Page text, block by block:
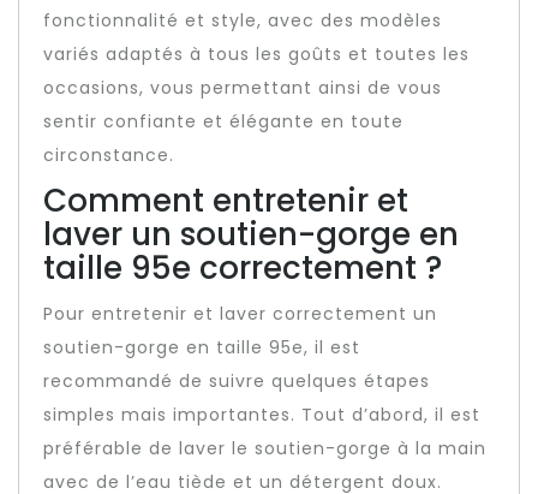
fonctionnalité et style, avec des modèles
variés adaptés à tous les goûts et toutes les
occasions, vous permettant ainsi de vous
sentir confiante et élégante en toute
circonstance.
Comment entretenir et
laver un soutien-gorge en
taille 95e correctement ?
Pour entretenir et laver correctement un
soutien-gorge en taille 95e, il est
recommandé de suivre quelques étapes
simples mais importantes. Tout d’abord, il est
préférable de laver le soutien-gorge à la main
avec de l’eau tiède et un détergent doux.